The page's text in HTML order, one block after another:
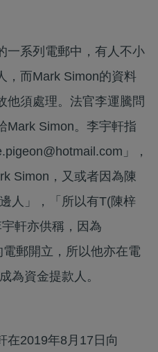
一系列電郵中，有人不小
，而Mark Simon的資料
他須處理。法官李運騰問
Mark Simon。李宇軒指
」，
Simon，又或者因為陳
人」，「所以有T(陳梓
軒亦供稱，因為
郵開立，所以他亦在電
為資金提款人。
在2019年8月17日向